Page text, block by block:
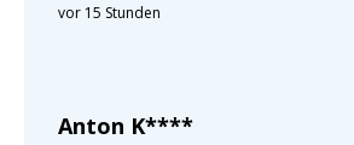
vor 15 Stunden
Anton K****